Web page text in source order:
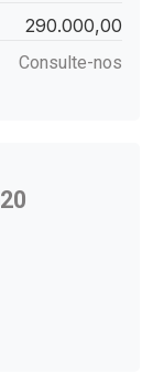
290.000,00
Consulte-nos